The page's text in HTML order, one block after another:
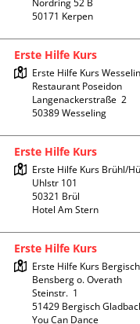
Nordring 52 B
Erste Hilfe Kurs
Erste Hilfe Kurs
Restaurant Poseidon
Langenackerstraße  2
Erste Hilfe Kurs
Erste Hilfe Kurs Brühl/
Uhlstr 101
50321 Brül
Hotel Am Stern
Erste Hilfe Kurs
Erste Hilfe Kurs
Bensberg o. Overath
Steinstr.  1
51429 Bergisch
You Can Dance